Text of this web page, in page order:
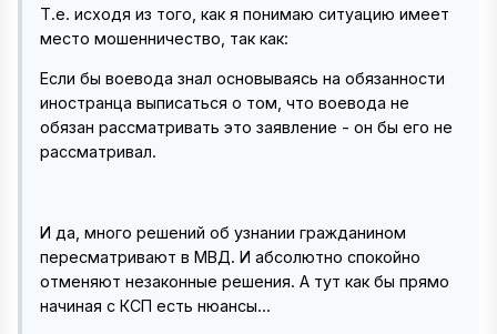
Т.е. исходя из того, как я понимаю ситуацию имеет
место мошенничество, так как:
Если бы воевода знал основываясь на обязанности
иностранца выписаться о том, что воевода не
обязан рассматривать это заявление - он бы его не
рассматривал.
И да, много решений об узнании гражданином
пересматривают в МВД. И абсолютно спокойно
отменяют незаконные решения. А тут как бы прямо
начиная с КСП есть нюансы...